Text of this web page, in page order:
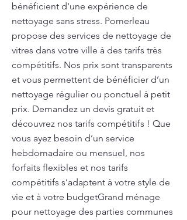
bénéficient d'une expérience de
nettoyage sans stress. Pomerleau
propose des services de nettoyage de
vitres dans votre ville à des tarifs très
compétitifs. Nos prix sont transparents
et vous permettent de bénéficier d’un
nettoyage régulier ou ponctuel à petit
prix. Demandez un devis gratuit et
découvrez nos tarifs compétitifs ! Que
vous ayez besoin d’un service
hebdomadaire ou mensuel, nos
forfaits flexibles et nos tarifs
compétitifs s’adaptent à votre style de
vie et à votre budgetGrand ménage
pour nettoyage des parties communes